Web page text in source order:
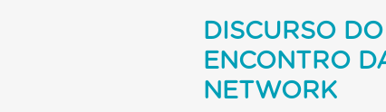
DISCURSO
ENCONTRO
NETWORK